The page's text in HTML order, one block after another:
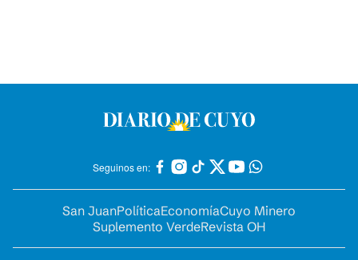
Seguinos en:
San JuanPolíticaEconomíaCuyo Minero
Suplemento VerdeRevista OH